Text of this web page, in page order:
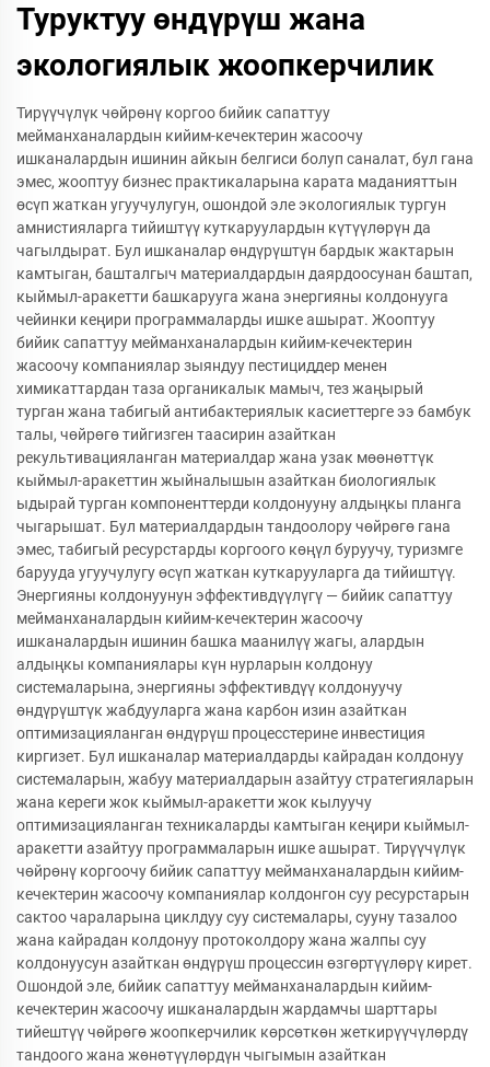
Туруктуу өндүрүш жана
экологиялык жоопкерчилик
Тирүүчүлүк чөйрөнү коргоо бийик сапаттуу
мейманханалардын кийим-кечектерин жасоочу
ишканалардын ишинин айкын белгиси болуп саналат, бул гана
эмес, жооптуу бизнес практикаларына карата маданияттын
өсүп жаткан угуучулугун, ошондой эле экологиялык тургун
амнистияларга тийиштүү куткаруулардын күтүүлөрүн да
чагылдырат. Бул ишканалар өндүрүштүн бардык жактарын
камтыган, башталгыч материалдардын даярдоосунан баштап,
кыймыл-аракетти башкарууга жана энергияны колдонууга
чейинки кеңири программаларды ишке ашырат. Жооптуу
бийик сапаттуу мейманханалардын кийим-кечектерин
жасоочу компаниялар зыяндуу пестициддер менен
химикаттардан таза органикалык мамыч, тез жаңырый
турган жана табигый антибактериялык касиеттерге ээ бамбук
талы, чөйрөгө тийгизген таасирин азайткан
рекультивацияланган материалдар жана узак мөөнөттүк
кыймыл-аракеттин жыйналышын азайткан биологиялык
ыдырай турган компоненттерди колдонууну алдыңкы планга
чыгарышат. Бул материалдардын тандоолору чөйрөгө гана
эмес, табигый ресурстарды коргоого көңүл буруучу, туризмге
барууда угуучулугу өсүп жаткан куткарууларга да тийиштүү.
Энергияны колдонуунун эффективдүүлүгү — бийик сапаттуу
мейманханалардын кийим-кечектерин жасоочу
ишканалардын ишинин башка маанилүү жагы, алардын
алдыңкы компаниялары күн нурларын колдонуу
системаларына, энергияны эффективдүү колдонуучу
өндүрүштүк жабдууларга жана карбон изин азайткан
оптимизацияланган өндүрүш процесстерине инвестиция
киргизет. Бул ишканалар материалдарды кайрадан колдонуу
системаларын, жабуу материалдарын азайтуу стратегияларын
жана кереги жок кыймыл-аракетти жок кылуучу
оптимизацияланган техникаларды камтыган кеңири кыймыл-
аракетти азайтуу программаларын ишке ашырат. Тирүүчүлүк
чөйрөнү коргоочу бийик сапаттуу мейманханалардын кийим-
кечектерин жасоочу компаниялар колдонгон суу ресурстарын
сактоо чараларына циклдуу суу системалары, сууну тазалоо
жана кайрадан колдонуу протоколдору жана жалпы суу
колдонуусун азайткан өндүрүш процессин өзгөртүүлөрү кирет.
Ошондой эле, бийик сапаттуу мейманханалардын кийим-
кечектерин жасоочу ишканалардын жардамчы шарттары
тийештүү чөйрөгө жоопкерчилик көрсөткөн жеткирүүчүлөрдү
тандоого жана жөнөтүүлөрдүн чыгымын азайткан